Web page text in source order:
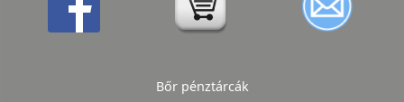
Bőr pénztárcák